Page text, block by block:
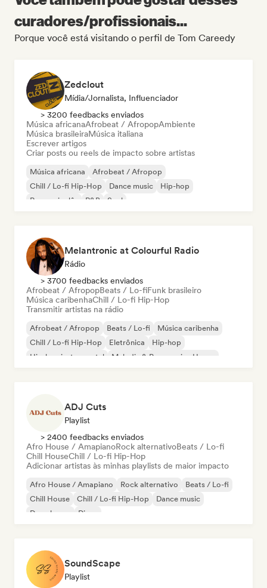
curadores/profissionais...
Porque você está visitando o perfil de Tom Careedy
Zedclout
Mídia/Jornalista, Influenciador
> 3200 feedbacks enviados
Música africanaAfrobeat / AfropopAmbiente
Música brasileiraMúsica italiana
Escrever artigos
Criar posts ou reels de impacto sobre artistas
Música africana
Afrobeat / Afropop
Chill / Lo-fi Hip-Hop
Dance music
Hip-hop
Rap em inglês
R&B Soul
Melantronic at Colourful Radio
Rádio
> 3700 feedbacks enviados
Afrobeat / AfropopBeats / Lo-fiFunk brasileiro
Música caribenhaChill / Lo-fi Hip-Hop
Transmitir artistas na rádio
Afrobeat / Afropop Beats / Lo-fi
Música caribenha
Chill / Lo-fi Hip-Hop
Eletrônica
Hip-hop
Hip-hop instrumental
Melodic & Progressive House
ADJ Cuts
Playlist
> 2400 feedbacks enviados
Afro House / AmapianoRock alternativoBeats / Lo-fi
Chill HouseChill / Lo-fi Hip-Hop
Adicionar artistas às minhas playlists de maior impacto
Afro House / Amapiano Rock alternativo
Beats / Lo-fi
Chill House
Chill / Lo-fi Hip-Hop
Dance music
Deep house
Disco
SoundScape
Playlist